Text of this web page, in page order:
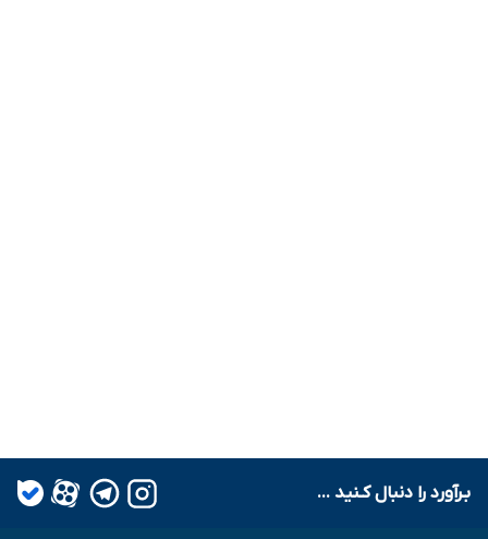
بـرآورد را دنبال کـنید ...